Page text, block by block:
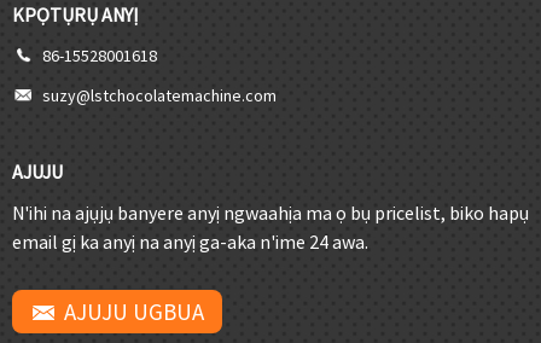
KPỌTỤRỤ ANYỊ
86-15528001618
suzy@lstchocolatemachine.com
AJUJU
N'ihi na ajụjụ banyere anyị ngwaahịa ma ọ bụ pricelist, biko hapụ
email gị ka anyị na anyị ga-aka n'ime 24 awa.
AJUJU UGBUA